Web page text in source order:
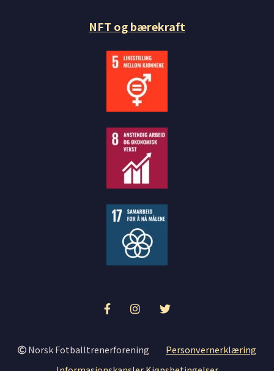
NFT og bærekraft
Norsk Fotballtrenerforening Personvernerklæring